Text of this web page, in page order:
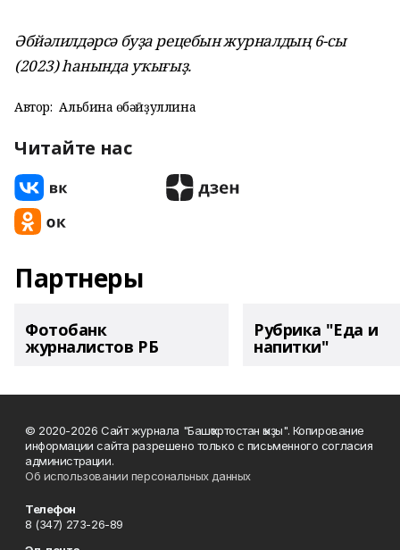
Әбйәлилдәрсә буҙа рецебын журналдың 6-сы
(2023) һанында уҡығыҙ.
Автор: Альбина Ғөбәйҙуллина
Читайте нас
Партнеры
Фотобанк
журналистов РБ
Рубрика "Еда и
напитки"
© 2020-2026 Сайт журнала "Башҡортостан ҡыҙы". Копирование
информации сайта разрешено только с письменного согласия
администрации.
Об использовании персональных данных
Телефон
8 (347) 273-26-89